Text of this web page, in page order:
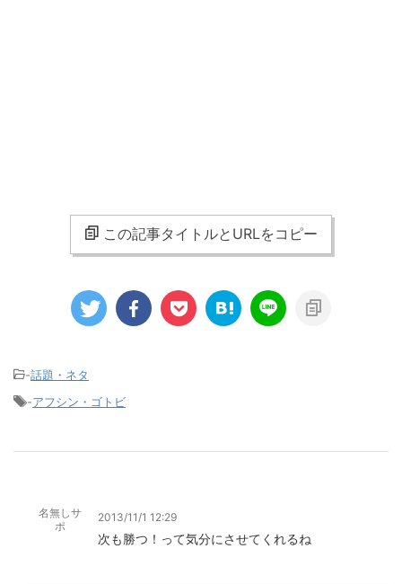
この記事タイトルとURLをコピー
-話題・ネタ
-アフシン・ゴトビ
名無しサ
ポ
2013/11/1 12:29
次も勝つ！って気分にさせてくれるね